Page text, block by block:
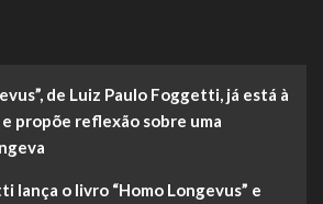
de Luiz Paulo Foggetti, já está à
propõe reflexão sobre uma
lança o livro “Homo Longevus” e